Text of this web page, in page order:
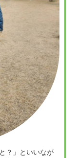
？」といいなが